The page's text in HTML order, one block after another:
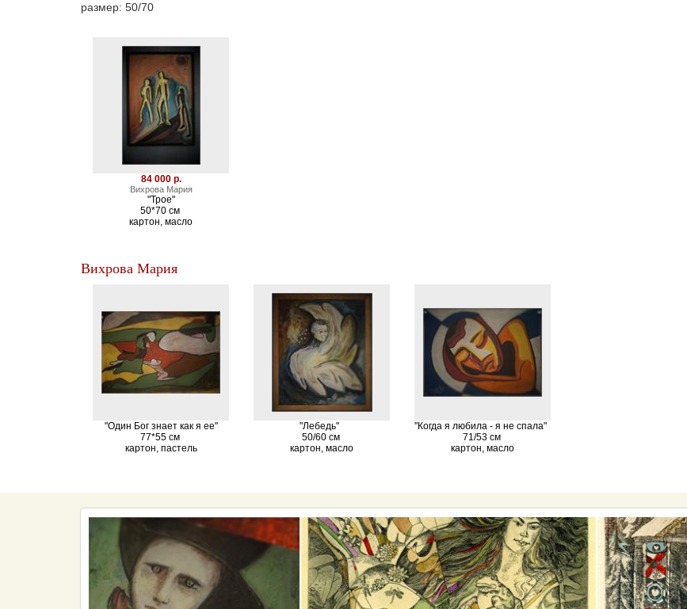
размер: 50/70
84 000 р.
Вихрова Мария
"Трое"
50*70 см
картон, масло
Вихрова Мария
"Один Бог знает как я ее"
77*55 см
картон, пастель
"Лебедь"
50/60 см
картон, масло
"Когда я любила - я не спала"
71/53 см
картон, масло